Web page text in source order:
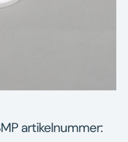
artikelnummer: